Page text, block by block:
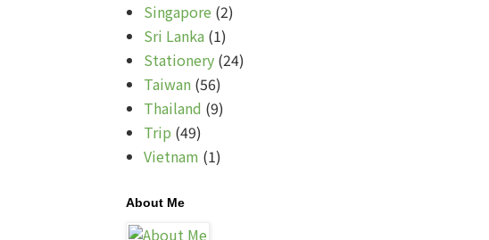
Singapore (2)
Sri Lanka (1)
Stationery (24)
Taiwan (56)
Thailand (9)
Trip (49)
Vietnam (1)
About Me